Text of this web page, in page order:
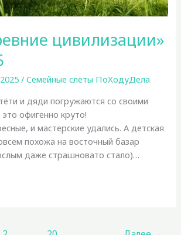
цивилизации»
/Семейные слёты ПоХодуДела
и дяди погружаются со своими
офигенно круто!
и мастерские удались. А детская
похожа на восточный базар
даже страшновато стало)…